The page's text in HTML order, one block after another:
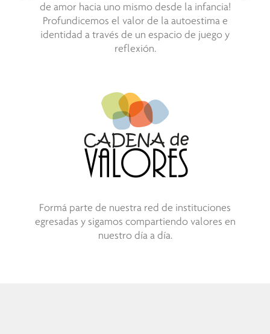
de amor hacia uno mismo desde la infancia!
Profundicemos el valor de la autoestima e
identidad a través de un espacio de juego y
reflexión.
Formá parte de nuestra red de instituciones
egresadas y sigamos compartiendo valores en
nuestro día a día.